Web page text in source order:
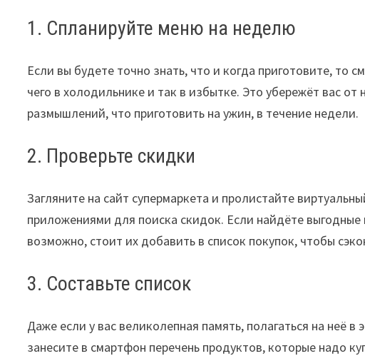
1. Спланируйте меню на неделю
Если вы будете точно знать, что и когда приготовите, то
чего в холодильнике и так в избытке. Это убережёт вас
размышлений, что приготовить на ужин, в течение недели.
2. Проверьте скидки
Загляните на сайт супермаркета и пролистайте
приложениями для поиска скидок. Если найдёте
возможно, стоит их добавить в список покупок, чтобы
3. Составьте список
Даже если у вас великолепная память, полагаться на неё
занесите в смартфон перечень продуктов, которые надо